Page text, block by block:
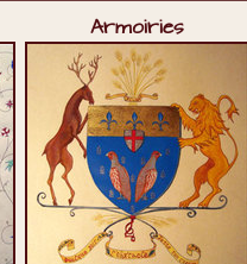
Armoiries